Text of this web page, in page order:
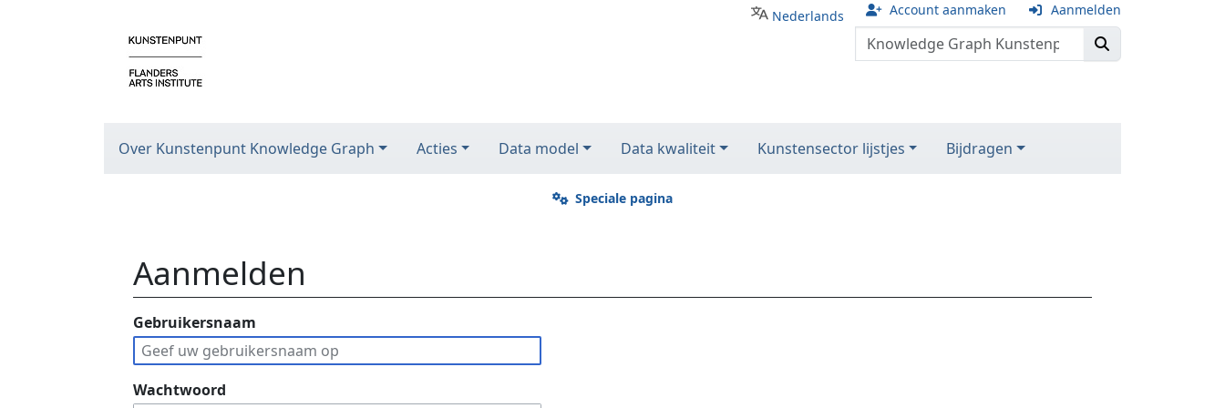
Nederlands Account aanmaken Aanmelden
Over Kunstenpunt Knowledge Graph Acties Data model Data kwaliteit Kunstensector lijstjes Bijdragen
Speciale pagina
Aanmelden
Ga naar:navigatie,
Gebruikersnaam
Wachtwoord